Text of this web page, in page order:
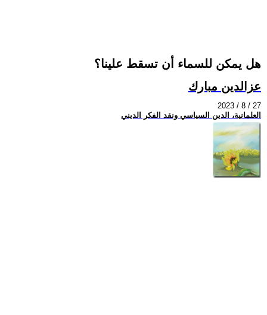
هل يمكن للسماء أن تسقط علينا؟
عزالدين مبارك
2023 / 8 / 27
العلمانية، الدين السياسي ونقد الفكر الديني